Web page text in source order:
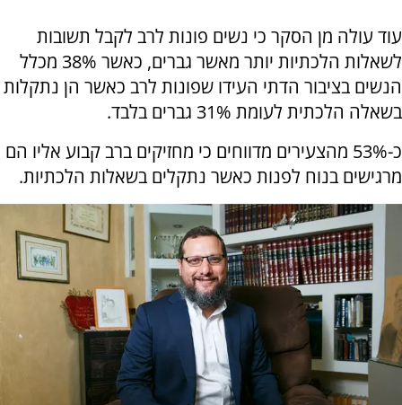
עוד עולה מן הסקר כי נשים פונות לרב לקבל תשובות
לשאלות הלכתיות יותר מאשר גברים, כאשר 38% מכלל
הנשים בציבור הדתי העידו שפונות לרב כאשר הן נתקלות
בשאלה הלכתית לעומת 31% גברים בלבד.
כ-53% מהצעירים מדווחים כי מחזיקים ברב קבוע אליו הם
מרגישים בנוח לפנות כאשר נתקלים בשאלות הלכתיות.